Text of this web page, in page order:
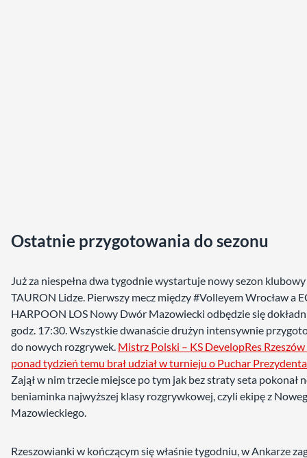
Ostatnie przygotowania do sezonu
Już za niespełna dwa tygodnie wystartuje nowy sezon
TAURON Lidze. Pierwszy mecz między #Volleyem Wrocław a
HARPOON LOS Nowy Dwór Mazowiecki odbędzie się
godz. 17:30. Wszystkie dwanaście drużyn intensywnie
do nowych rozgrywek. Mistrz Polski – KS DevelopRes
ponad tydzień temu brał udział w turnieju o Puchar
Zajął w nim trzecie miejsce po tym jak bez straty seta pokonał
beniaminka najwyższej klasy rozgrywkowej, czyli ekipę z
Mazowieckiego.
Rzeszowianki w kończącym się właśnie tygodniu, w Ankarze